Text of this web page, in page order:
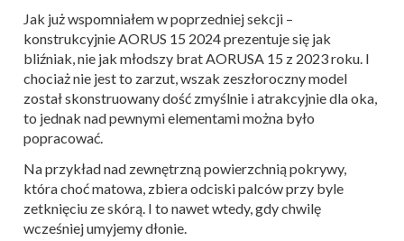
Jak już wspomniałem w poprzedniej sekcji –
konstrukcyjnie AORUS 15 2024 prezentuje się jak
bliźniak, nie jak młodszy brat AORUSA 15 z 2023 roku. I
chociaż nie jest to zarzut, wszak zeszłoroczny model
został skonstruowany dość zmyślnie i atrakcyjnie dla oka,
to jednak nad pewnymi elementami można było
popracować.
Na przykład nad zewnętrzną powierzchnią pokrywy,
która choć matowa, zbiera odciski palców przy byle
zetknięciu ze skórą. I to nawet wtedy, gdy chwilę
wcześniej umyjemy dłonie.